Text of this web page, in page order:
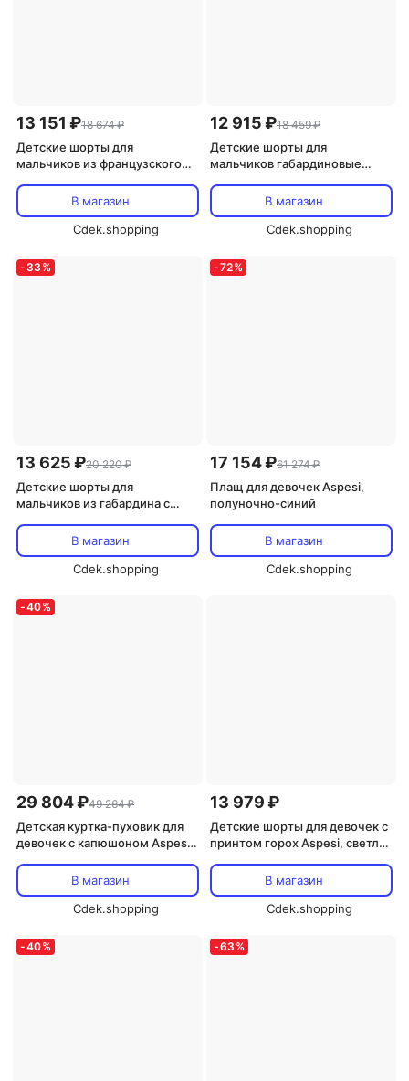
13 151 ₽18 674 ₽
Детские шорты для
мальчиков из французского
темно-синийВ магазин
Cdek.shopping
12 915 ₽18 459 ₽
Детские шорты для
мальчиков габардиновые
В магазин
Cdek.shopping
- 33 %
13 625 ₽20 220 ₽
Детские шорты для
мальчиков из габардина с
В магазин
Cdek.shopping
-72%
17 154 ₽61 274 ₽
Плащ для девочек Aspesi,
полуночно-синий
В магазин
Cdek.shopping
-40%
29 804 ₽49 264 ₽
Детская куртка-пуховик для
девочек с капюшоном Aspesi,
В магазин
Cdek.shopping
13 979 ₽
Детские шорты для девочек с
принтом горох Aspesi, светло-
В магазин
Cdek.shopping
-40% -63 %